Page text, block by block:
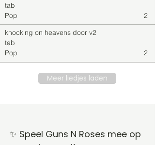
tab
Pop
2
knocking on heavens door v2
tab
Pop
2
Meer liedjes laden
✨ Speel Guns N Roses mee op